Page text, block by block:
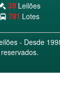
38 Leilões
781 Lotes
- Desde
reservados.